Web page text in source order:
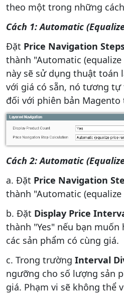
theo một trong những
Cách 1: Automatic
Đặt Price Navigation
thành "Automatic
này sẽ sử dụng thuật toán
với giá có sẵn, nó tương
đối với phiên bản Magento
Cách 2: Automatic
a. Đặt Price Navigation
thành "Automatic
b. Đặt Display Price
thành "Yes" nếu bạn
các sản phẩm có cùng giá.
c. Trong trường Interval
ngưỡng cho số lượng sản
giá. Phạm vi sẽ không thể